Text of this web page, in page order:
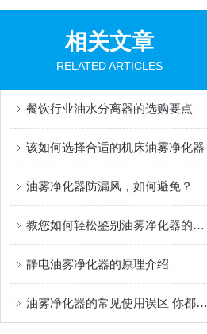
相关文章
RELATED ARTICLES
餐饮行业油水分离器的选购要点
该如何选择合适的机床油雾净化器
油雾净化器防漏风，如何避免？
教您如何轻松鉴别油雾净化器的优劣
静电油雾净化器的原理介绍
油雾净化器的常见使用误区 你都知道吗？